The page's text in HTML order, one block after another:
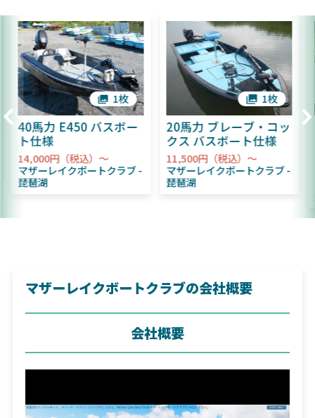
40馬力 E450 バスボー
ト仕様
14,000円（税込）～
マザーレイクボートクラブ
琵琶湖
1枚
20馬力 ブレーブ・コッ
クス バスボート仕様
11,500円（税込）～
マザーレイクボートクラブ
琵琶湖
1枚
マザーレイクボートクラブの会社概要
会社概要